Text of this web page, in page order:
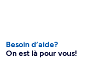
Besoin d’aide?
On est là pour vous!